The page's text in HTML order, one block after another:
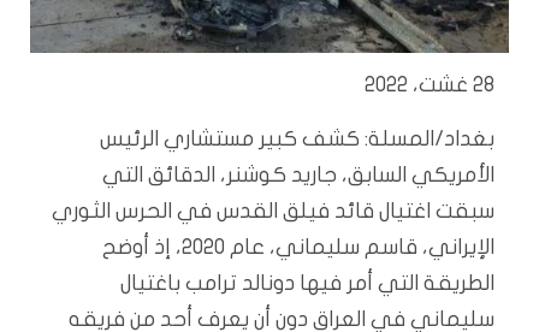
28 غشت، 2022
بغداد/المسلة: كشف كبير مستشاري الرئيس
الأمريكي السابق، جاريد كوشنر، الدقائق التي
سبقت اغتيال قائد فيلق القدس في الحرس الثوري
الإيراني، قاسم سليماني، عام 2020، إذ أوضح
الطريقة التي أمر فيها دونالد ترامب باغتيال
سليماني في العراق دون أن يعرف أحد من فريقه